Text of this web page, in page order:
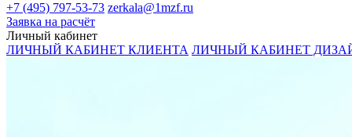
+7 (495) 797-53-73 zerkala@1mzf.ru
Заявка на расчёт
Личный кабинет
ЛИЧНЫЙ КАБИНЕТ КЛИЕНТА ЛИЧНЫЙ КАБИНЕТ